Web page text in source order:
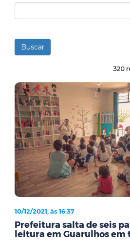
320
10/12/2021, às 16:37
Prefeitura salta de seis
leitura em Guarulhos em